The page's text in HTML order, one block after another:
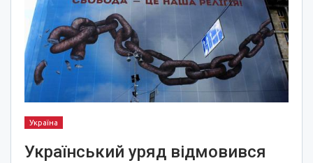
Україна
Український уряд відмовився